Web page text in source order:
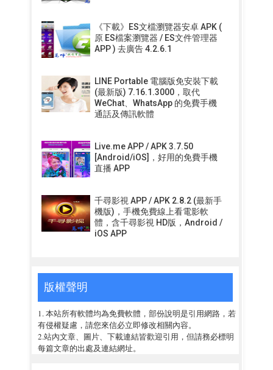
《下載》ES文檔瀏覽器安卓 APK (
原 ES檔案瀏覽器 / ES文件管理器
APP ) 去廣告 4.2.6.1
LINE Portable 電腦版免安裝下載
(最新版) 7.16.1.3000，取代
WeChat、WhatsApp 的免費手機
通話及傳訊軟體
Live.me APP / APK 3.7.50
[Android/iOS]，好用的免費手機
直播 APP
千尋影視 APP / APK 2.8.2 (最新手
機版)，手機免費線上看電影軟
體，含千尋影視 HD版，Android /
iOS APP
版權聲明
1. 本站所有軟體均為免費軟體，部份說明是引用網路，若
有侵權疑慮，請您來信必立即修改相關內容。
2.站內文章、圖片、下載連結皆歡迎引用，但請務必標明
每篇文章的出處及連結網址。